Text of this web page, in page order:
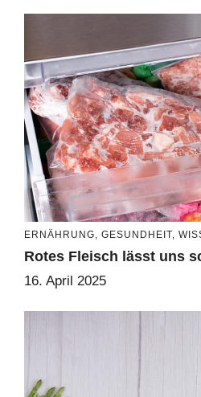
ERNÄHRUNG GESUNDHEIT
Rotes Fleisch lässt uns
16. April 2025